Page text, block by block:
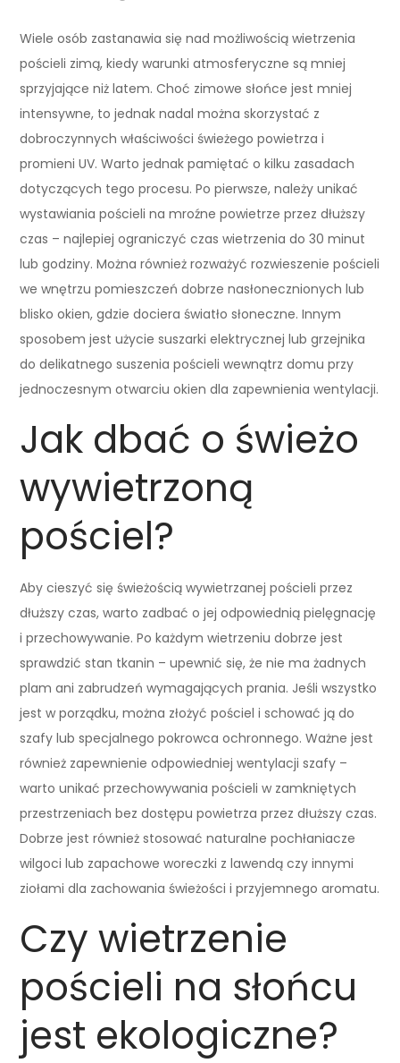
Wiele osób zastanawia się nad możliwością wietrzenia
pościeli zimą, kiedy warunki atmosferyczne są mniej
sprzyjające niż latem. Choć zimowe słońce jest mniej
intensywne, to jednak nadal można skorzystać z
dobroczynnych właściwości świeżego powietrza i
promieni UV. Warto jednak pamiętać o kilku zasadach
dotyczących tego procesu. Po pierwsze, należy unikać
wystawiania pościeli na mroźne powietrze przez dłuższy
czas – najlepiej ograniczyć czas wietrzenia do 30 minut
lub godziny. Można również rozważyć rozwieszenie pościeli
we wnętrzu pomieszczeń dobrze nasłonecznionych lub
blisko okien, gdzie dociera światło słoneczne. Innym
sposobem jest użycie suszarki elektrycznej lub grzejnika
do delikatnego suszenia pościeli wewnątrz domu przy
jednoczesnym otwarciu okien dla zapewnienia wentylacji.
Jak dbać o świeżo
wywietrzoną
pościel?
Aby cieszyć się świeżością wywietrzanej pościeli przez
dłuższy czas, warto zadbać o jej odpowiednią pielęgnację
i przechowywanie. Po każdym wietrzeniu dobrze jest
sprawdzić stan tkanin – upewnić się, że nie ma żadnych
plam ani zabrudzeń wymagających prania. Jeśli wszystko
jest w porządku, można złożyć pościel i schować ją do
szafy lub specjalnego pokrowca ochronnego. Ważne jest
również zapewnienie odpowiedniej wentylacji szafy –
warto unikać przechowywania pościeli w zamkniętych
przestrzeniach bez dostępu powietrza przez dłuższy czas.
Dobrze jest również stosować naturalne pochłaniacze
wilgoci lub zapachowe woreczki z lawendą czy innymi
ziołami dla zachowania świeżości i przyjemnego aromatu.
Czy wietrzenie
pościeli na słońcu
jest ekologiczne?